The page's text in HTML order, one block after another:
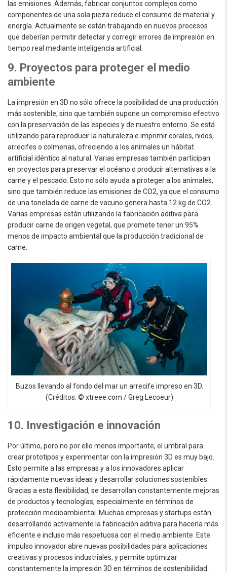
las emisiones. Además, fabricar conjuntos complejos como
componentes de una sola pieza reduce el consumo de material y
energía. Actualmente se están trabajando en nuevos procesos
que deberían permitir detectar y corregir errores de impresión en
tiempo real mediante inteligencia artificial.
9. Proyectos para proteger el medio
ambiente
La impresión en 3D no sólo ofrece la posibilidad de una producción
más sostenible, sino que también supone un compromiso efectivo
con la preservación de las especies y de nuestro entorno. Se está
utilizando para reproducir la naturaleza e imprimir corales, nidos,
arrecifes o colmenas, ofreciendo a los animales un hábitat
artificial idéntico al natural. Varias empresas también participan
en proyectos para preservar el océano o producir alternativas a la
carne y el pescado. Esto no sólo ayuda a proteger a los animales,
sino que también reduce las emisiones de CO2, ya que el consumo
de una tonelada de carne de vacuno genera hasta 12 kg de CO2.
Varias empresas están utilizando la fabricación aditiva para
producir carne de origen vegetal, que promete tener un 95%
menos de impacto ambiental que la producción tradicional de
carne.
Buzos llevando al fondo del mar un arrecife impreso en 3D.
(Créditos: © xtreee.com / Greg Lecoeur)
10. Investigación e innovación
Por último, pero no por ello menos importante, el umbral para
crear prototipos y experimentar con la impresión 3D es muy bajo.
Esto permite a las empresas y a los innovadores aplicar
rápidamente nuevas ideas y desarrollar soluciones sostenibles.
Gracias a esta flexibilidad, se desarrollan constantemente mejoras
de productos y tecnologías, especialmente en términos de
protección medioambiental. Muchas empresas y startups están
desarrollando activamente la fabricación aditiva para hacerla más
eficiente e incluso más respetuosa con el medio ambiente. Este
impulso innovador abre nuevas posibilidades para aplicaciones
creativas y procesos industriales, y permite optimizar
constantemente la impresión 3D en términos de sostenibilidad.